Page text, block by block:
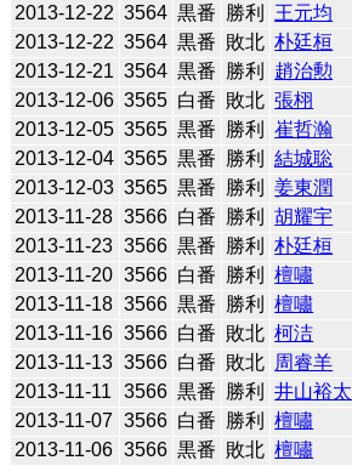
2013-12-22 3564 黒番 勝利 王元均
2013-12-22 3564 黒番 敗北 朴廷桓
2013-12-21 3564 黒番 勝利 趙治勲
2013-12-06 3565 白番 敗北 張栩
2013-12-05 3565 黒番 勝利 崔哲瀚
2013-12-04 3565 黒番 勝利 結城聡
2013-12-03 3565 黒番 勝利 姜東潤
2013-11-28 3566 白番 勝利 胡耀宇
2013-11-23 3566 黒番 勝利 朴廷桓
2013-11-20 3566 白番 勝利 檀嘯
2013-11-18 3566 黒番 勝利 檀嘯
2013-11-16 3566 白番 敗北 柯洁
2013-11-13 3566 白番 敗北 周睿羊
2013-11-11
3566 黒番 勝利 井山裕太
2013-11-07 3566 白番 勝利 檀嘯
2013-11-06 3566 黒番 敗北 檀嘯